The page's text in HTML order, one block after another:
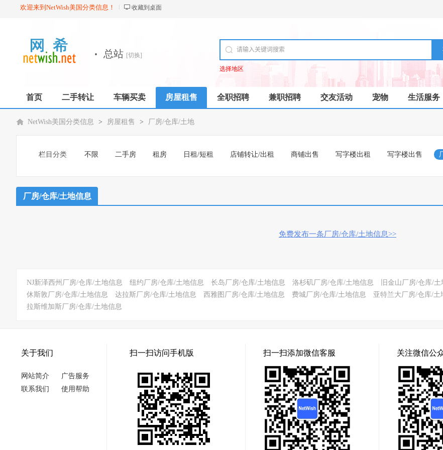
欢迎来到NetWish美国分类信息！ 收藏到桌面
· 总站 [切换]
选择地区
首页 二手转让 车辆买卖 房屋租售 全职招聘 兼职招聘 交友活动 宠物 生活服务
NetWish美国分类信息 > 房屋租售 > 厂房/仓库/土地
栏目分类 不限 二手房 租房 日租/短租 店铺转让/出租 商铺出售 写字楼出租 写字楼出售
厂房/仓库/土地信息
免费发布一条厂房/仓库/土地信息>>
NJ新泽西州厂房/仓库/土地信息 纽约厂房/仓库/土地信息 长岛厂房/仓库/土地信息 洛杉矶厂房/仓库/土地信息 旧金山厂房/仓库/土
休斯敦厂房/仓库/土地信息
达拉斯厂房/仓库/土地信息 西雅图厂房/仓库/土地信息 费城厂房/仓库/土地信息 亚特兰大厂房/仓库/土
拉斯维加斯厂房/仓库/土地信息
关于我们
网站简介
广告服务
联系我们
使用帮助
扫一扫访问手机版 扫一扫添加微信客服 关注微信公